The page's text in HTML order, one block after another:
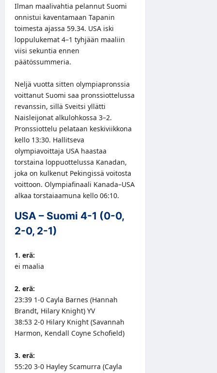
Ilman maalivahtia pelannut Suomi
onnistui kaventamaan Tapanin
toimesta ajassa 59.34. USA iski
loppulukemat 4–1 tyhjään maaliin
viisi sekuntia ennen
päätössummeria.
Neljä vuotta sitten olympiapronssia
voittanut Suomi saa pronssiottelussa
revanssin, sillä Sveitsi yllätti
Naisleijonat alkulohkossa 3–2.
Pronssiottelu pelataan keskiviikkona
kello 13:30. Hallitseva
olympiavoittaja USA haastaa
torstaina loppuottelussa Kanadan,
joka on kulkenut Pekingissä voitosta
voittoon. Olympiafinaali Kanada–USA
alkaa torstaiaamuna kello 06:10.
USA – Suomi 4-1 (0-0,
2-0, 2-1)
1. erä:
ei maalia
2. erä:
23:39 1-0 Cayla Barnes (Hannah
Brandt, Hilary Knight) YV
38:53 2-0 Hilary Knight (Savannah
Harmon, Kendall Coyne Schofield)
3. erä:
55:20 3-0 Hayley Scamurra (Cayla